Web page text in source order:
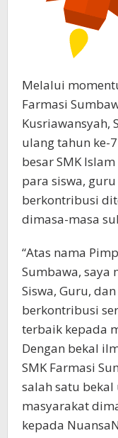
Melalui
Farmasi
Kusriawansyah,
ulang tahun ke-
besar SMK
para siswa,
berkontribusi
dimasa-masa
“Atas nama
Sumbawa, saya
Siswa, Guru,
berkontribusi
terbaik kepada
Dengan bekal
SMK Farmasi
salah satu
masyarakat
kepada